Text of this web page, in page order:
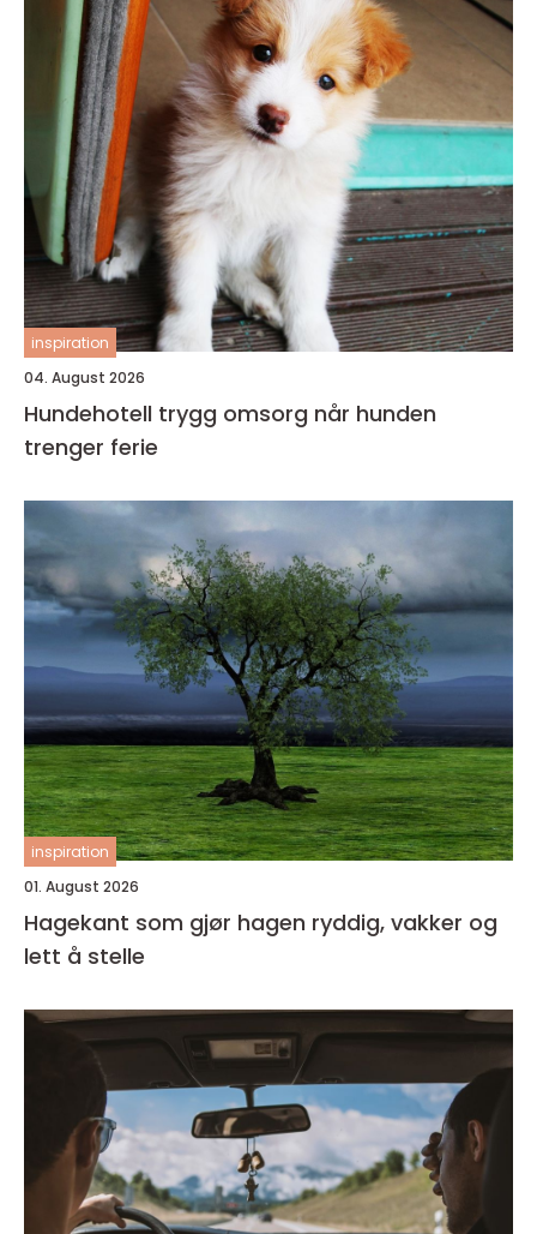
inspiration
04. August 2026
Hundehotell trygg omsorg når hunden
trenger ferie
inspiration
01. August 2026
Hagekant som gjør hagen ryddig, vakker og
lett å stelle